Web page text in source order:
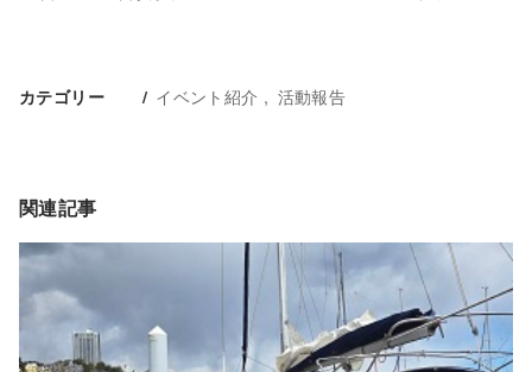
カテゴリー イベント紹介 活動報告
関連記事